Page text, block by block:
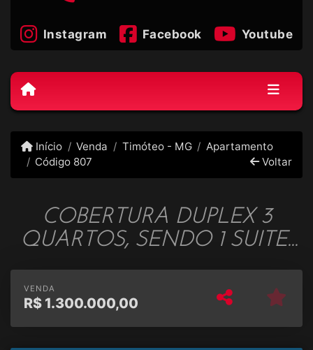
Instagram Facebook Youtube
Início Venda Timóteo - MG
Apartamento
Código 807
Voltar
COBERTURA DUPLEX 3
QUARTOS, SENDO 1 SUITE-
VENDA
R$ 1.300.000,00